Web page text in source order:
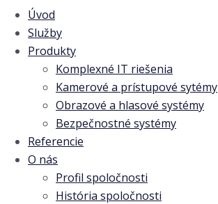
Úvod
Služby
Produkty
Komplexné IT riešenia
Kamerové a prístupové sytémy
Obrazové a hlasové systémy
Bezpečnostné systémy
Referencie
O nás
Profil spoločnosti
História spoločnosti